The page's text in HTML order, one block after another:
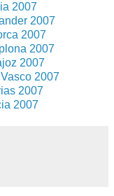
2007
2007
2007
2007
2007
2007
2007
2007